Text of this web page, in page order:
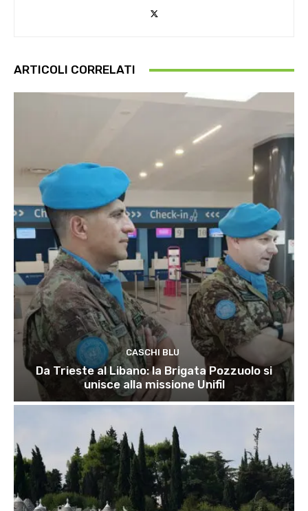
ARTICOLI CORRELATI
CASCHI BLU
Da Trieste al Libano: la Brigata Pozzuolo si
unisce alla missione Unifil